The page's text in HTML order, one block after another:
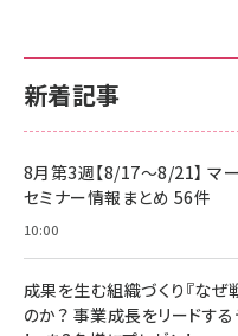
新着記事
8月第3週【8/17～8/21】 マ
セミナー情報まとめ 56件
10:00
成果を生む組織づくり『な
のか？ 事業成長をリードす